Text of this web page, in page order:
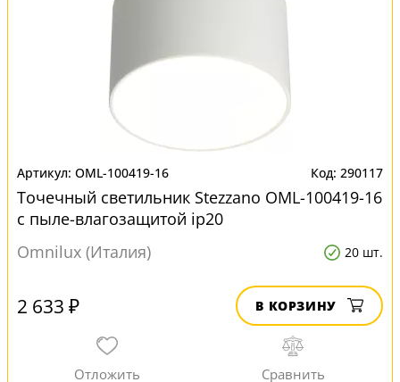
OML-100419-16 290117
Точечный светильник Stezzano OML-100419-16
с пыле-влагозащитой ip20
Omnilux (Италия)
20 шт.
2 633 ₽ В КОРЗИНУ